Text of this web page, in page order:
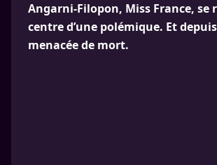
Angarni-Filopon, Miss France, se
centre d’une polémique. Et
menacée de mort.